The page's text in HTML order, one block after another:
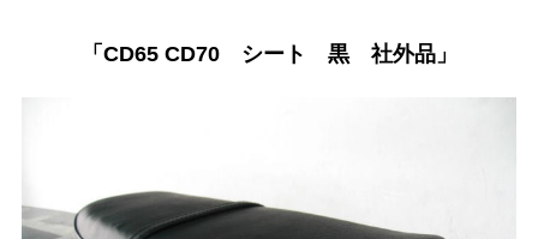
「CD65 CD70 シート 黒 社外品」